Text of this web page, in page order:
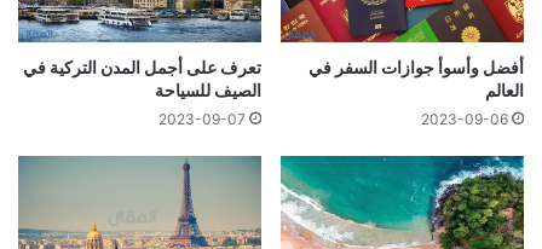
أفضل وأسوأ جوازات السفر في
العالم
2023-09-06
تعرف على أجمل المدن التركية في
الصيف للسياحة
2023-09-07